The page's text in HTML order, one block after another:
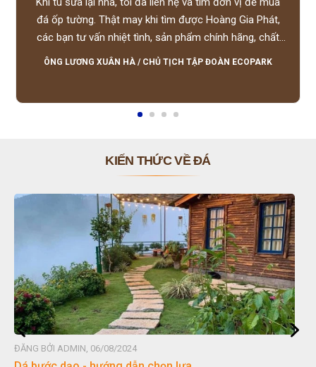
đá ốp tường. Thật may khi tìm được Hoàng Gia Phát,
các bạn tư vấn nhiệt tình, sản phẩm chính hãng, chất
lượng tốt, giá hợp lý, hỗ trợ tận tình.
ÔNG LƯƠNG XUÂN HÀ / CHỦ TỊCH TẬP ĐOÀN ECOPARK
KIẾN THỨC VỀ ĐÁ
ĐĂNG BỞI ADMIN, 06/08/2024